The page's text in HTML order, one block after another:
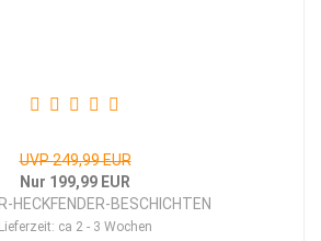
UVP 249,99 EUR
Nur 199,99 EUR
HECKFENDER-BESCHICHTEN
Lieferzeit: ca 2 - 3 Wochen